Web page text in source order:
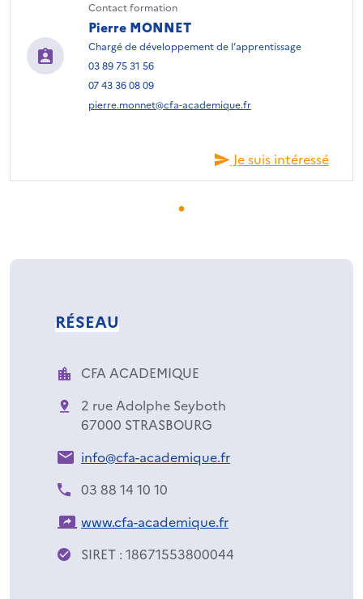
Contact formation
Pierre MONNET
Chargé de développement de l’apprentissage
03 89 75 31 56
07 43 36 08 09
pierre.monnet@cfa-academique.fr
Je suis intéressé
RÉSEAU
CFA ACADEMIQUE
2 rue Adolphe Seyboth
67000 STRASBOURG
info@cfa-academique.fr
03 88 14 10 10
www.cfa-academique.fr
SIRET : 18671553800044